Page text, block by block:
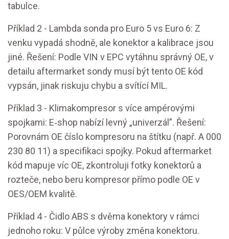
tabulce.
Příklad 2 - Lambda sonda pro Euro 5 vs Euro 6: Z
venku vypadá shodně, ale konektor a kalibrace jsou
jiné. Řešení: Podle VIN v EPC vytáhnu správný OE, v
detailu aftermarket sondy musí být tento OE kód
vypsán, jinak riskuju chybu a svítící MIL.
Příklad 3 - Klimakompresor s více ampérovými
spojkami: E‑shop nabízí levný „univerzál”. Řešení:
Porovnám OE číslo kompresoru na štítku (např. A 000
230 80 11) a specifikaci spojky. Pokud aftermarket
kód mapuje víc OE, zkontroluji fotky konektorů a
rozteče, nebo beru kompresor přímo podle OE v
OES/OEM kvalitě.
Příklad 4 - Čidlo ABS s dvěma konektory v rámci
jednoho roku: V půlce výroby změna konektoru.